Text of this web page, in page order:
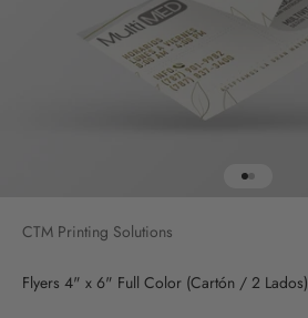
CTM Printing Solutions
Flyers 4" x 6" Full Color (Cartón / 2 Lados)